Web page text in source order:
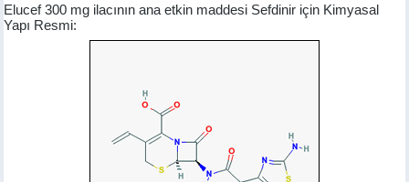
Elucef 300 mg ilacının ana etkin maddesi Sefdinir için Kimyasal
Yapı Resmi: